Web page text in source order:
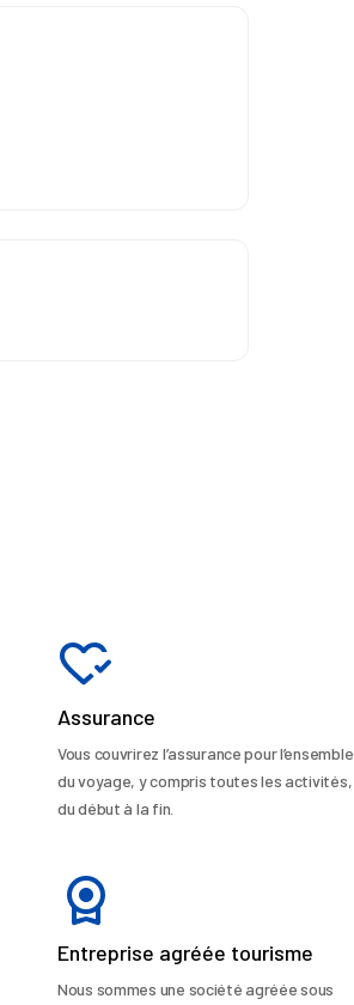
Assurance
Vous couvrirez l’assurance pour l’ensemble
du voyage, y compris toutes les activités,
du début à la fin.
Entreprise agréée tourisme
Nous sommes une société agréée sous